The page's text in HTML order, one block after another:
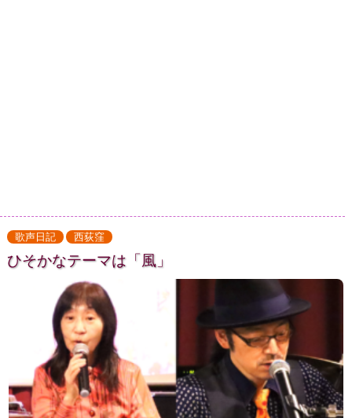
歌声日記 西荻窪
ひそかなテーマは「風」